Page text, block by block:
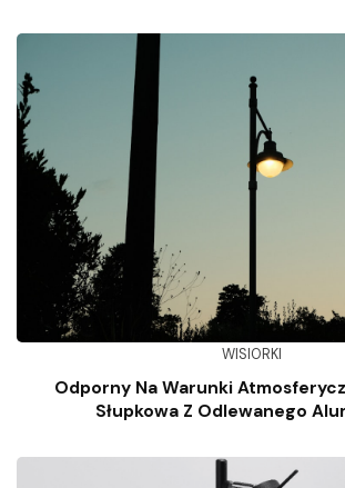
WISIORKI
Odporny Na Warunki
Słupkowa Z Odlewanego